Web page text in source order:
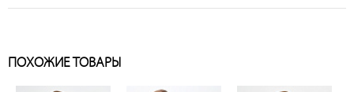
ПОХОЖИЕ ТОВАРЫ